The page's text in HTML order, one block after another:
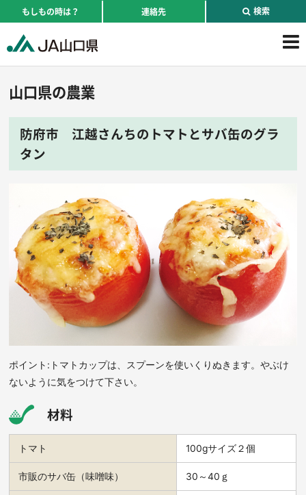
もしもの時は？ 連絡先 検索
山口県の農業
防府市 江越さんちのトマトとサバ缶のグラ
タン
ポイント:トマトカップは、スプーンを使いくりぬきます。やぶけ
ないように気をつけて下さい。
材料
トマト 100gサイズ２個
市販のサバ缶（味噌味） 30～40ｇ